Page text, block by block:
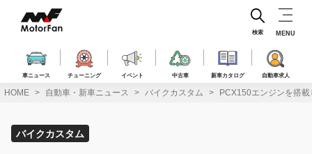
ス
車ニュース チューニング イベント 中古車 新車カタログ 自動車求人
検索 MENU
HOME 自動車・新車ニュース バイクカスタム PCX150エンジンを搭
バイクカスタム